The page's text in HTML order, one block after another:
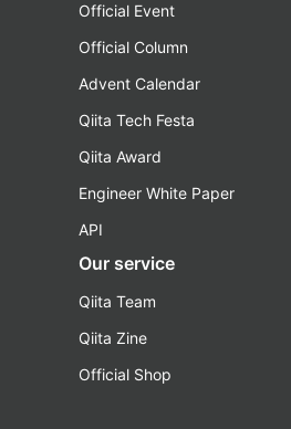
Official Event
Official Column
Advent Calendar
Qiita Tech Festa
Qiita Award
Engineer White Paper
API
Our service
Qiita Team
Qiita Zine
Official Shop